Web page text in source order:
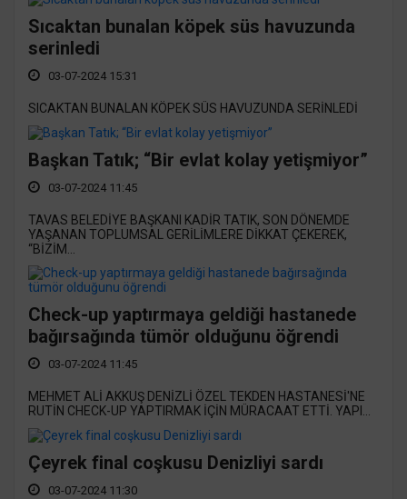
Sıcaktan bunalan köpek süs havuzunda
serinledi
03-07-2024 15:31
SICAKTAN BUNALAN KÖPEK SÜS HAVUZUNDA SERİNLEDİ
Başkan Tatık; “Bir evlat kolay yetişmiyor”
03-07-2024 11:45
TAVAS BELEDİYE BAŞKANI KADİR TATIK, SON DÖNEMDE
YAŞANAN TOPLUMSAL GERİLİMLERE DİKKAT ÇEKEREK,
“BİZİM...
Check-up yaptırmaya geldiği hastanede
bağırsağında tümör olduğunu öğrendi
03-07-2024 11:45
MEHMET ALİ AKKUŞ DENİZLİ ÖZEL TEKDEN HASTANESİ'NE
RUTİN CHECK-UP YAPTIRMAK İÇİN MÜRACAAT ETTİ. YAPI...
Çeyrek final coşkusu Denizliyi sardı
03-07-2024 11:30